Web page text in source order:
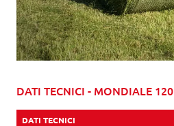
DATI TECNICI - MONDIALE 120
DATI TECNICI